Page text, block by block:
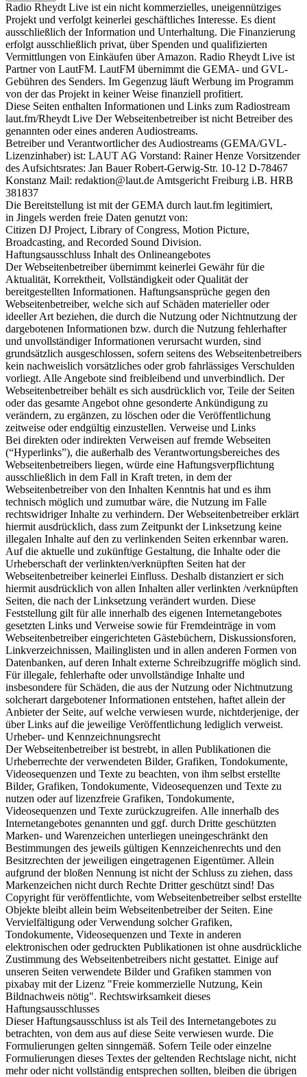
Radio Rheydt Live ist ein nicht kommerzielles, uneigennütziges
Projekt und verfolgt keinerlei geschäftliches Interesse. Es dient
ausschließlich der Information und Unterhaltung. Die Finanzierung
erfolgt ausschließlich privat, über Spenden und qualifizierten
Vermittlungen von Einkäufen über Amazon. Radio Rheydt Live ist
Partner von LautFM. LautFM übernimmt die GEMA- und GVL-
Gebühren des Senders. Im Gegenzug läuft Werbung im Programm
von der das Projekt in keiner Weise finanziell profitiert.
Diese Seiten enthalten Informationen und Links zum Radiostream
laut.fm/Rheydt Live Der Webseitenbetreiber ist nicht Betreiber des
genannten oder eines anderen Audiostreams.
Betreiber und Verantwortlicher des Audiostreams (GEMA/GVL-
Lizenzinhaber) ist: LAUT AG Vorstand: Rainer Henze Vorsitzender
des Aufsichtsrates: Jan Bauer Robert-Gerwig-Str. 10-12 D-78467
Konstanz Mail: redaktion@laut.de Amtsgericht Freiburg i.B. HRB
381837
Die Bereitstellung ist mit der GEMA durch laut.fm legitimiert,
in Jingels werden freie Daten genutzt von:
Citizen DJ Project, Library of Congress, Motion Picture,
Broadcasting, and Recorded Sound Division.
Haftungsausschluss Inhalt des Onlineangebotes
Der Webseitenbetreiber übernimmt keinerlei Gewähr für die
Aktualität, Korrektheit, Vollständigkeit oder Qualität der
bereitgestellten Informationen. Haftungsansprüche gegen den
Webseitenbetreiber, welche sich auf Schäden materieller oder
ideeller Art beziehen, die durch die Nutzung oder Nichtnutzung der
dargebotenen Informationen bzw. durch die Nutzung fehlerhafter
und unvollständiger Informationen verursacht wurden, sind
grundsätzlich ausgeschlossen, sofern seitens des Webseitenbetreibers
kein nachweislich vorsätzliches oder grob fahrlässiges Verschulden
vorliegt. Alle Angebote sind freibleibend und unverbindlich. Der
Webseitenbetreiber behält es sich ausdrücklich vor, Teile der Seiten
oder das gesamte Angebot ohne gesonderte Ankündigung zu
verändern, zu ergänzen, zu löschen oder die Veröffentlichung
zeitweise oder endgültig einzustellen. Verweise und Links
Bei direkten oder indirekten Verweisen auf fremde Webseiten
(“Hyperlinks”), die außerhalb des Verantwortungsbereiches des
Webseitenbetreibers liegen, würde eine Haftungsverpflichtung
ausschließlich in dem Fall in Kraft treten, in dem der
Webseitenbetreiber von den Inhalten Kenntnis hat und es ihm
technisch möglich und zumutbar wäre, die Nutzung im Falle
rechtswidriger Inhalte zu verhindern. Der Webseitenbetreiber erklärt
hiermit ausdrücklich, dass zum Zeitpunkt der Linksetzung keine
illegalen Inhalte auf den zu verlinkenden Seiten erkennbar waren.
Auf die aktuelle und zukünftige Gestaltung, die Inhalte oder die
Urheberschaft der verlinkten/verknüpften Seiten hat der
Webseitenbetreiber keinerlei Einfluss. Deshalb distanziert er sich
hiermit ausdrücklich von allen Inhalten aller verlinkten /verknüpften
Seiten, die nach der Linksetzung verändert wurden. Diese
Feststellung gilt für alle innerhalb des eigenen Internetangebotes
gesetzten Links und Verweise sowie für Fremdeinträge in vom
Webseitenbetreiber eingerichteten Gästebüchern, Diskussionsforen,
Linkverzeichnissen, Mailinglisten und in allen anderen Formen von
Datenbanken, auf deren Inhalt externe Schreibzugriffe möglich sind.
Für illegale, fehlerhafte oder unvollständige Inhalte und
insbesondere für Schäden, die aus der Nutzung oder Nichtnutzung
solcherart dargebotener Informationen entstehen, haftet allein der
Anbieter der Seite, auf welche verwiesen wurde, nichtderjenige, der
über Links auf die jeweilige Veröffentlichung lediglich verweist.
Urheber- und Kennzeichnungsrecht
Der Webseitenbetreiber ist bestrebt, in allen Publikationen die
Urheberrechte der verwendeten Bilder, Grafiken, Tondokumente,
Videosequenzen und Texte zu beachten, von ihm selbst erstellte
Bilder, Grafiken, Tondokumente, Videosequenzen und Texte zu
nutzen oder auf lizenzfreie Grafiken, Tondokumente,
Videosequenzen und Texte zurückzugreifen. Alle innerhalb des
Internetangebotes genannten und ggf. durch Dritte geschützten
Marken- und Warenzeichen unterliegen uneingeschränkt den
Bestimmungen des jeweils gültigen Kennzeichenrechts und den
Besitzrechten der jeweiligen eingetragenen Eigentümer. Allein
aufgrund der bloßen Nennung ist nicht der Schluss zu ziehen, dass
Markenzeichen nicht durch Rechte Dritter geschützt sind! Das
Copyright für veröffentlichte, vom Webseitenbetreiber selbst erstellte
Objekte bleibt allein beim Webseitenbetreiber der Seiten. Eine
Vervielfältigung oder Verwendung solcher Grafiken,
Tondokumente, Videosequenzen und Texte in anderen
elektronischen oder gedruckten Publikationen ist ohne ausdrückliche
Zustimmung des Webseitenbetreibers nicht gestattet. Einige auf
unseren Seiten verwendete Bilder und Grafiken stammen von
pixabay mit der Lizenz "Freie kommerzielle Nutzung, Kein
Bildnachweis nötig". Rechtswirksamkeit dieses
Haftungsausschlusses
Dieser Haftungsausschluss ist als Teil des Internetangebotes zu
betrachten, von dem aus auf diese Seite verwiesen wurde. Die
Formulierungen gelten sinngemäß. Sofern Teile oder einzelne
Formulierungen dieses Textes der geltenden Rechtslage nicht, nicht
mehr oder nicht vollständig entsprechen sollten, bleiben die übrigen